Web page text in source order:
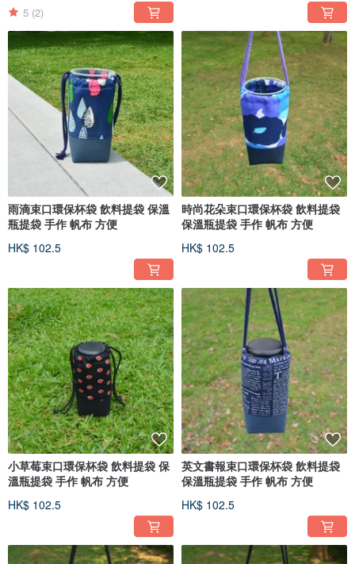
5 (2)
雨滴束口環保杯袋 飲料提袋 保溫
瓶提袋 手作 帆布 方便
HK$ 102.5
時尚花朵束口環保杯袋 飲料提袋
保溫瓶提袋 手作 帆布 方便
HK$ 102.5
小草莓束口環保杯袋 飲料提袋 保
溫瓶提袋 手作 帆布 方便
HK$ 102.5
英文書報束口環保杯袋 飲料提袋
保溫瓶提袋 手作 帆布 方便
HK$ 102.5